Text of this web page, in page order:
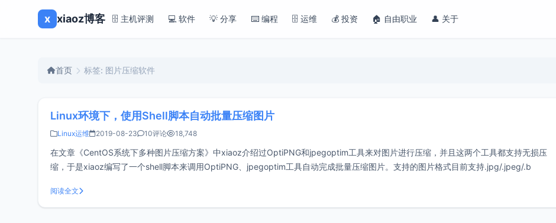
x xiaoz博客 🗄️ 主机评测 💻 软件 💡 分享 ⌨️ 编程 🗄️ 运维 💰 投资 🏠 自由职业 👤 关于
首页 标签: 图片压缩软件
Linux环境下，使用Shell脚本自动批量压缩图片
Linux运维 2019-08-23 10评论 18,748
在文章《CentOS系统下多种图片压缩方案》中xiaoz介绍过OptiPNG和jpegoptim工具来对图片进行压缩，并且这两个工具都支持无损压
缩，于是xiaoz编写了一个shell脚本来调用OptiPNG、jpegoptim工具自动完成批量压缩图片。支持的图片格式目前支持.jpg/.jpeg/.b
阅读全文